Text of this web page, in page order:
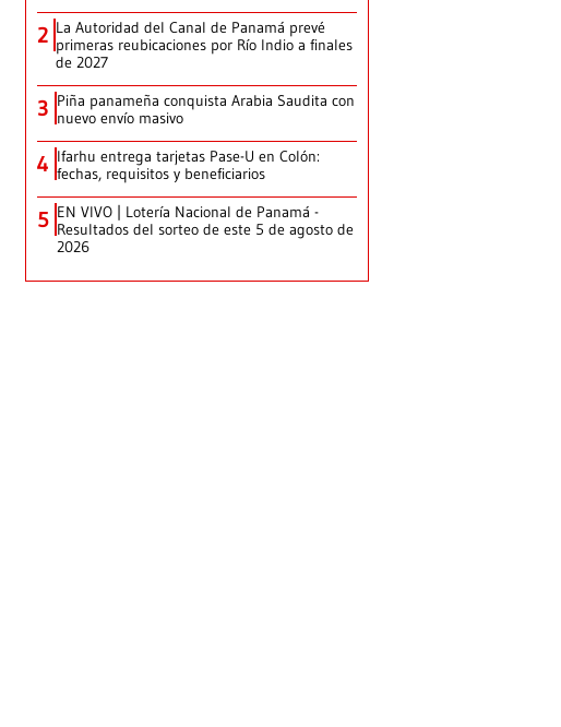
2 La Autoridad del Canal de Panamá prevé
primeras reubicaciones por Río Indio a finales
de 2027
3 Piña panameña conquista Arabia Saudita con
nuevo envío masivo
4 Ifarhu entrega tarjetas Pase-U en Colón:
fechas, requisitos y beneficiarios
5 EN VIVO | Lotería Nacional de Panamá -
Resultados del sorteo de este 5 de agosto de
2026